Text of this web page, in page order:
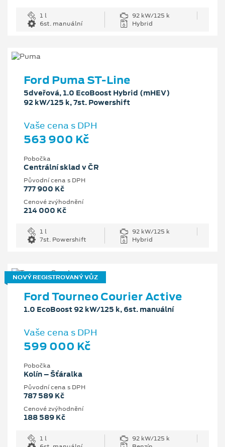
1 l
92 kW/125 k
6st. manuální
Hybrid
Ford Puma ST-Line
5dveřová, 1.0 EcoBoost Hybrid (mHEV)
92 kW/125 k, 7st. Powershift
Vaše cena s DPH
563 900 Kč
Pobočka
Centrální sklad v ČR
Původní cena s DPH
777 900 Kč
Cenové zvýhodnění
214 000 Kč
1 l
92 kW/125 k
7st. Powershift
Hybrid
NOVÝ REGISTROVANÝ VŮZ
Ford Tourneo Courier Active
1.0 EcoBoost 92 kW/125 k, 6st. manuální
Vaše cena s DPH
599 000 Kč
Pobočka
Kolín – Šťáralka
Původní cena s DPH
787 589 Kč
Cenové zvýhodnění
188 589 Kč
1 l
92 kW/125 k